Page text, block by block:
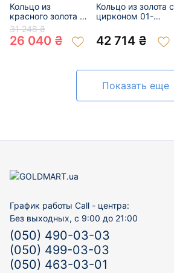
Кольцо из
красного золота с
цирконом 01-
200593636
31 248 ₴
26 040 ₴
Кольцо из золота с
цирконом 01-
42 714 ₴
Показать еще
График работы Call - центра:
Без выходных, с 9:00 до 21:00
(050) 490-03-03
(050) 499-03-03
(050) 463-03-01